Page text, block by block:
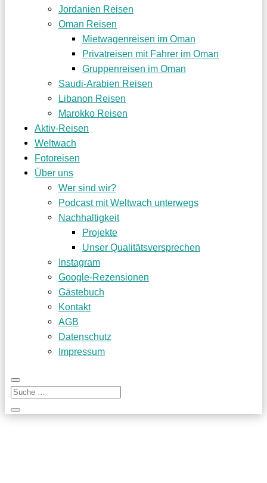
Jordanien Reisen
Oman Reisen
Mietwagenreisen im Oman
Privatreisen mit Fahrer im Oman
Gruppenreisen im Oman
Saudi-Arabien Reisen
Libanon Reisen
Marokko Reisen
Aktiv-Reisen
Weltwach
Fotoreisen
Über uns
Wer sind wir?
Podcast mit Weltwach unterwegs
Nachhaltigkeit
Projekte
Unser Qualitätsversprechen
Instagram
Google-Rezensionen
Gästebuch
Kontakt
AGB
Datenschutz
Impressum